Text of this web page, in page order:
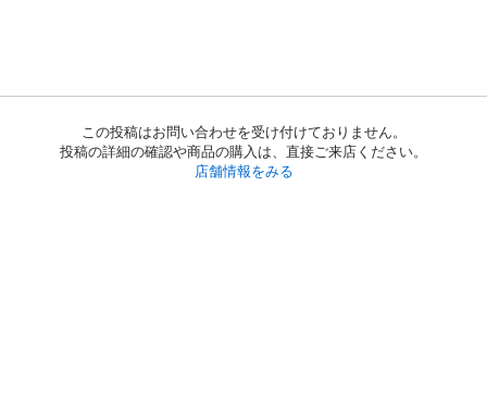
この投稿はお問い合わせを受け付けておりません。
投稿の詳細の確認や商品の購入は、直接ご来店ください。
店舗情報をみる